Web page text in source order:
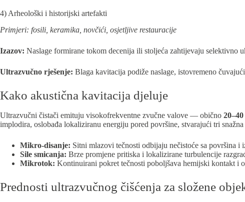
4) Arheološki i historijski artefakti
Primjeri: fosili, keramika, novčići, osjetljive restauracije
Izazov: Naslage formirane tokom decenija ili stoljeća zahtijevaju selektivno
Ultrazvučno rješenje: Blaga kavitacija podiže naslage, istovremeno
Kako akustična kavitacija djeluje
Ultrazvučni čistači emituju visokofrekventne zvučne valove — obično
implodira, oslobađa lokaliziranu energiju pored površine, stvarajući tri snažna
Mikro-disanje: Sitni mlazovi tečnosti odbijaju nečistoće sa površina i
Sile smicanja: Brze promjene pritiska i lokalizirane turbulencije
Mikrotok: Kontinuirani pokret tečnosti poboljšava hemijski kontakt i
Prednosti ultrazvučnog čišćenja za složene